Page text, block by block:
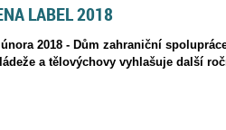
LABEL 2018
února 2018 - Dům zahraniční
a tělovýchovy vyhlašuje další